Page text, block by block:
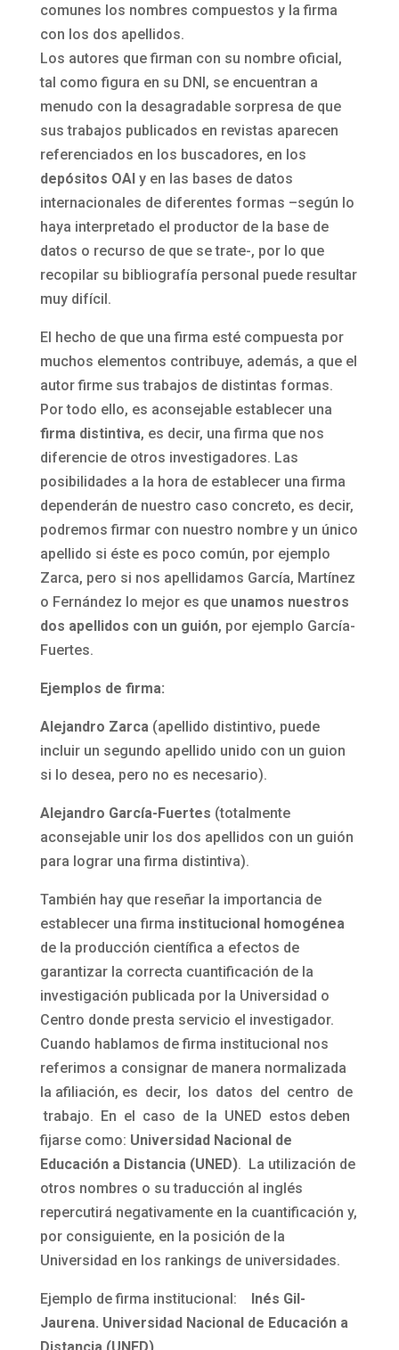
comunes los nombres compuestos y la firma
con los dos apellidos.
Los autores que firman con su nombre oficial,
tal como figura en su DNI, se encuentran a
menudo con la desagradable sorpresa de que
sus trabajos publicados en revistas aparecen
referenciados en los buscadores, en los
depósitos OAI y en las bases de datos
internacionales de diferentes formas –según lo
haya interpretado el productor de la base de
datos o recurso de que se trate-, por lo que
recopilar su bibliografía personal puede resultar
muy difícil.
El hecho de que una firma esté compuesta por
muchos elementos contribuye, además, a que el
autor firme sus trabajos de distintas formas.
Por todo ello, es aconsejable establecer una
firma distintiva, es decir, una firma que nos
diferencie de otros investigadores. Las
posibilidades a la hora de establecer una firma
dependerán de nuestro caso concreto, es decir,
podremos firmar con nuestro nombre y un único
apellido si éste es poco común, por ejemplo
Zarca, pero si nos apellidamos García, Martínez
o Fernández lo mejor es que unamos nuestros
dos apellidos con un guión, por ejemplo García-
Fuertes.
Ejemplos de firma:
Alejandro Zarca(apellido distintivo, puede
incluir un segundo apellido unido con un guion
si lo desea, pero no es necesario).
Alejandro García-Fuertes (totalmente
aconsejable unir los dos apellidos con un guión
para lograr una firma distintiva).
También hay que reseñar la importancia de
establecer una firma institucional homogénea
de la producción científica a efectos de
garantizar la correcta cuantificación de la
investigación publicada por la Universidad o
Centro donde presta servicio el investigador.
Cuando hablamos de firma institucional nos
referimos a consignar de manera normalizada
la afiliación, es decir, los datos del centro de
trabajo. En el caso de la UNED estos deben
fijarse como: Universidad Nacional de
Educación a Distancia (UNED). La utilización de
otros nombres o su traducción al inglés
repercutirá negativamente en la cuantificación y,
por consiguiente, en la posición de la
Universidad en los rankings de universidades.
Ejemplo de firma institucional:
Inés Gil-
Jaurena. Universidad Nacional de Educación a